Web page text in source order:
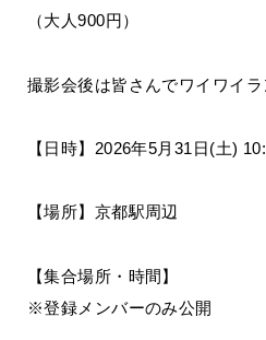
（大人900円）
撮影会後は皆さんでワイワイラ
【日時】2026年5月31日(土)
【場所】京都駅周辺
【集合場所・時間】
※登録メンバーのみ公開